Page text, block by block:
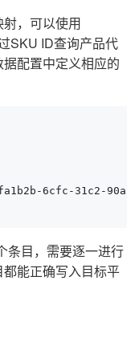
，可以使用
SKU ID查询产品代
配置中定义相应的
6cfc-31c2-
条目，需要逐一进行
能正确写入目标平